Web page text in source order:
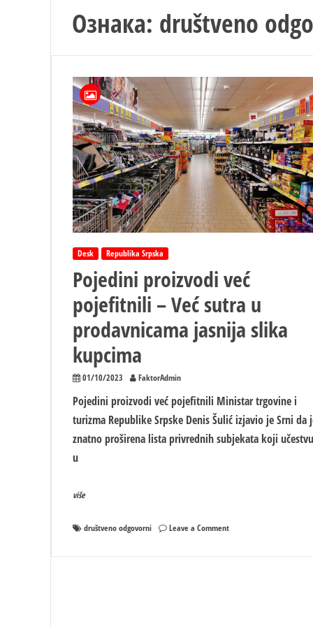
Ознака: društveno
Desk Republika Srpska
Pojedini proizvodi već
pojefitnili – Već sutra u
prodavnicama jasnija slika
kupcima
01/10/2023 FaktorAdmin
Pojedini proizvodi već pojefitnili Ministar trgovine i
turizma Republike Srpske Denis Šulić izjavio je Srni da
znatno proširena lista privrednih subjekata koji
u
više
društveno odgovorni Leave a Commenton
proizvodi